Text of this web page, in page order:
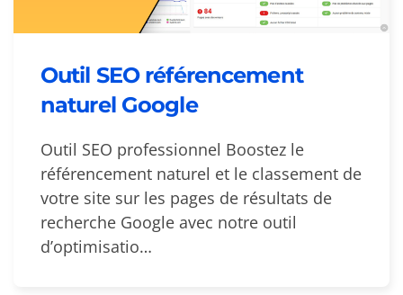
Outil SEO référencement
naturel Google
Outil SEO professionnel Boostez le
référencement naturel et le classement de
votre site sur les pages de résultats de
recherche Google avec notre outil
d’optimisatio…